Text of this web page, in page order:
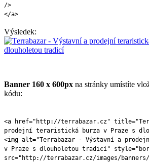
/>
</a>
Výsledek:
Banner 160 x 600px na stránky umístíte
kódu:
<a href="http://terrabazar.cz"
prodejní teraristická burza v Praze s
<img alt="Terrabazar - Výstavní a
v Praze s dlouholetou tradicí"
src="http://terrabazar.cz/images/banners/